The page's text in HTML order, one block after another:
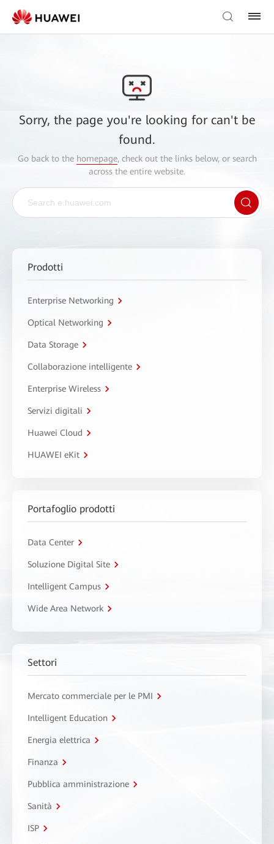
Sorry, the page you're looking for can't be
found.
Go back to the homepage, check out the links below, or search
across the entire website.
Prodotti
Enterprise Networking
Optical Networking
Data Storage
Collaborazione intelligente
Enterprise Wireless
Servizi digitali
Huawei Cloud
HUAWEI eKit
Portafoglio prodotti
Data Center
Soluzione Digital Site
Intelligent Campus
Wide Area Network
Settori
Mercato commerciale per le PMI
Intelligent Education
Energia elettrica
Finanza
Pubblica amministrazione
Sanità
ISP